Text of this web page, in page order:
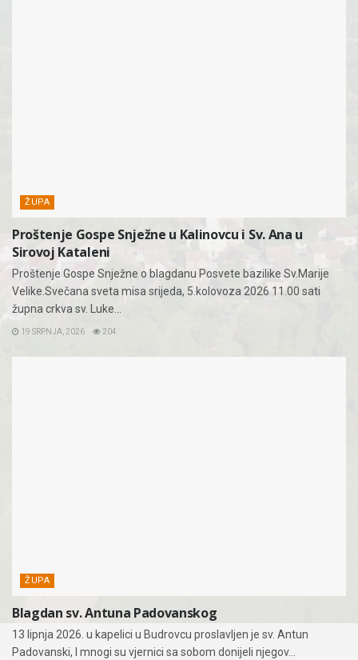
ŽUPA
Proštenje Gospe Snježne u Kalinovcu i Sv. Ana u
Sirovoj Kataleni
Proštenje Gospe Snježne o blagdanu Posvete bazilike Sv.Marije
Velike.Svečana sveta misa srijeda, 5.kolovoza 2026 11.00 sati
župna crkva sv. Luke...
19 SRPNJA, 2026 204
ŽUPA
Blagdan sv. Antuna Padovanskog
13 lipnja 2026. u kapelici u Budrovcu proslavljen je sv. Antun
Padovanski, I mnogi su vjernici sa sobom donijeli njegov...